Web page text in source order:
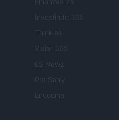
Investindo 365
Think.es
Viajar 365
ES Newz
Encocina